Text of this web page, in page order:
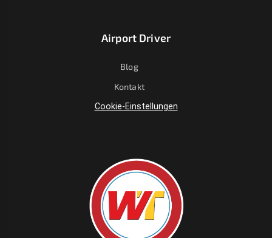
Airport Driver
Blog
Kontakt
Cookie-Einstellungen